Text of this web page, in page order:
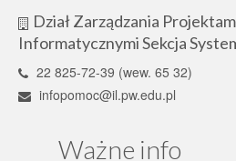
Dział Zarządzania
Informatycznymi Sekcja
22 825-72-39 (wew. 65 32)
infopomoc@il.pw.edu.pl
____Ważne info____